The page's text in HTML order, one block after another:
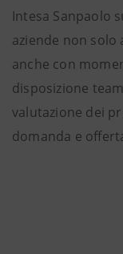
Intesa Sanpaolo
aziende non solo
anche con
disposizione
valutazione dei
domanda e